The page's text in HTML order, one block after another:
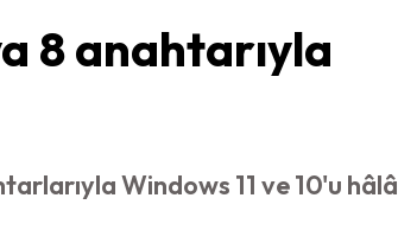
8 anahtarıyla
Windows 11 ve 10'u hâlâ